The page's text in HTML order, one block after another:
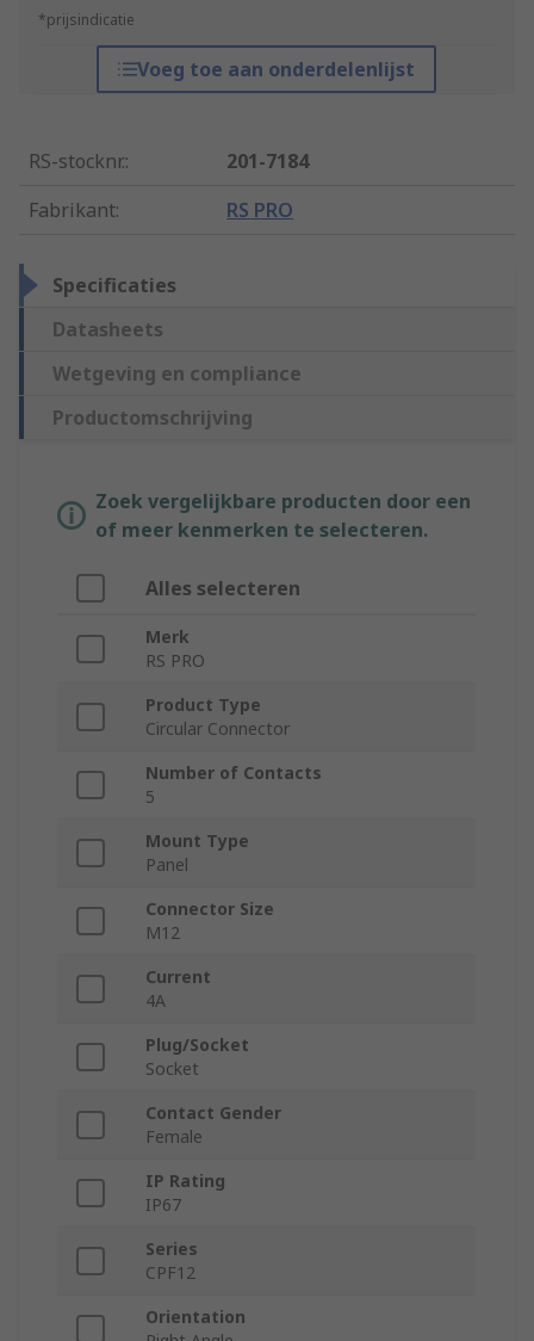
*prijsindicatie
Voeg toe aan onderdelenlijst
RS-stocknr.:
201-7184
Fabrikant: RS PRO
Specificaties
Datasheets
Wetgeving en compliance
Productomschrijving
Zoek vergelijkbare producten door een
of meer kenmerken te selecteren.
Alles selecteren
Merk
RS PRO
Product Type
Circular Connector
Number of Contacts
5
Mount Type
Panel
Connector Size
M12
Current
4A
Plug/Socket
Socket
Contact Gender
Female
IP Rating
IP67
Series
CPF12
Orientation